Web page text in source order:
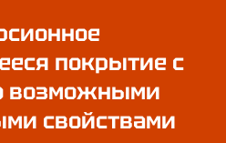
покрытие с
возможными
свойствами